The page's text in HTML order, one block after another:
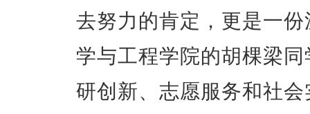
去努力的肯定，更是一
学与工程学院的胡棵梁
研创新、志愿服务和社